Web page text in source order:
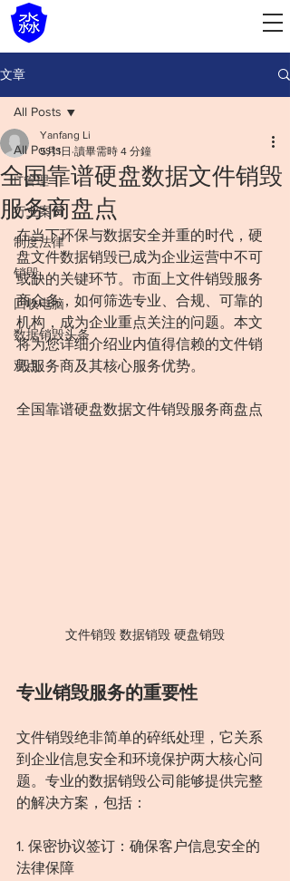
文章
All Posts
IT管理
行业案例
制度法律
销毁
回收电脑
数据销毁头条
观点
All Posts
全国靠谱硬盘数据文件销毁
服务商盘点
Yanfang Li
5月1日 讀畢需時 4 分鐘
在当下环保与数据安全并重的时代，硬
盘文件数据销毁已成为企业运营中不可
或缺的关键环节。市面上文件销毁服务
商众多，如何筛选专业、合规、可靠的
机构，成为企业重点关注的问题。本文
将为您详细介绍业内值得信赖的文件销
毁服务商及其核心服务优势。
全国靠谱硬盘数据文件销毁服务商盘点
文件销毁 数据销毁 硬盘销毁
专业销毁服务的重要性
文件销毁绝非简单的碎纸处理，它关系
到企业信息安全和环境保护两大核心问
题。专业的数据销毁公司能够提供完整
的解决方案，包括：
1. 保密协议签订：确保客户信息安全的
法律保障